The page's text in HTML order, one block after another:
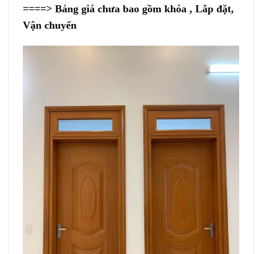
====> Bảng giá chưa bao gồm khóa , Lắp đặt,
Vận chuyển